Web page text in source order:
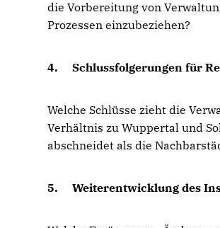
die Vorbereitung von
Prozessen einzubeziehen?
4.Schlussfolgerungen für
Welche Schlüsse zieht die
Verhältnis zu Wuppertal und
abschneidet als die
5.Weiterentwicklung des